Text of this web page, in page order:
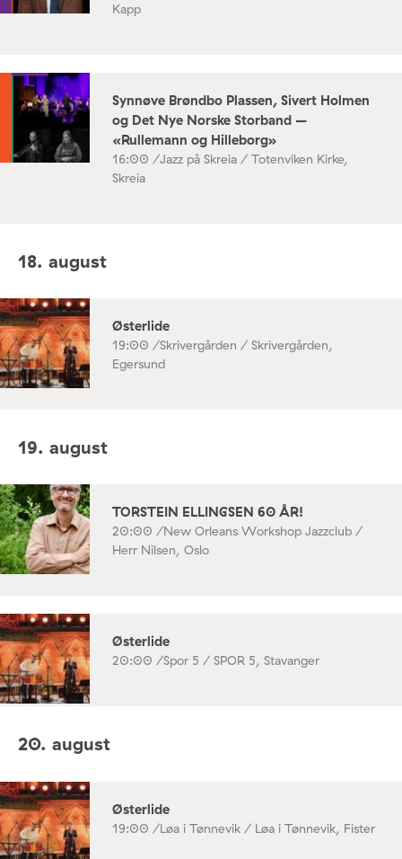
Kapp
Synnøve Brøndbo Plassen, Sivert Holmen
og Det Nye Norske Storband –
«Rullemann og Hilleborg»
16:00 /Jazz på Skreia / Totenviken Kirke,
Skreia
18. august
Østerlide
19:00 /Skrivergården / Skrivergården,
Egersund
19. august
TORSTEIN ELLINGSEN 60 ÅR!
20:00 /New Orleans Workshop Jazzclub /
Herr Nilsen, Oslo
Østerlide
20:00 /Spor 5 / SPOR 5, Stavanger
20. august
Østerlide
19:00 /Løa i Tønnevik / Løa i Tønnevik, Fister